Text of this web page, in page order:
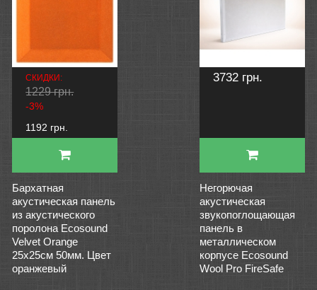
СКИДКИ:
1229 грн.
-3%
1192 грн.
Бархатная
акустическая панель
из акустического
поролона Ecosound
Velvet Orange
25х25см 50мм. Цвет
оранжевый
3732 грн.
Негорючая
акустическая
звукопоглощающая
панель в
металлическом
корпусе Ecosound
Wool Pro FireSafe